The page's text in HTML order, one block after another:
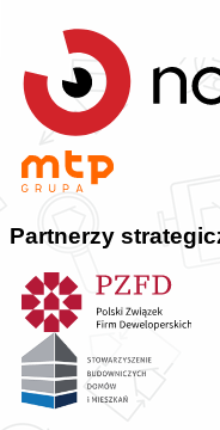
Partnerzy